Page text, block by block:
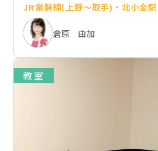
JR常磐線(上野～取手)・北小金駅
倉原 由加
教室